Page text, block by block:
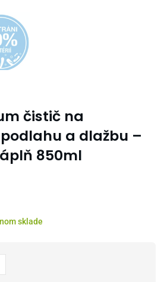
čistič na
a dlažbu –
850ml
sklade